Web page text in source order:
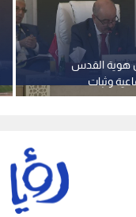
القدس
وثبات
يكسر مخططات